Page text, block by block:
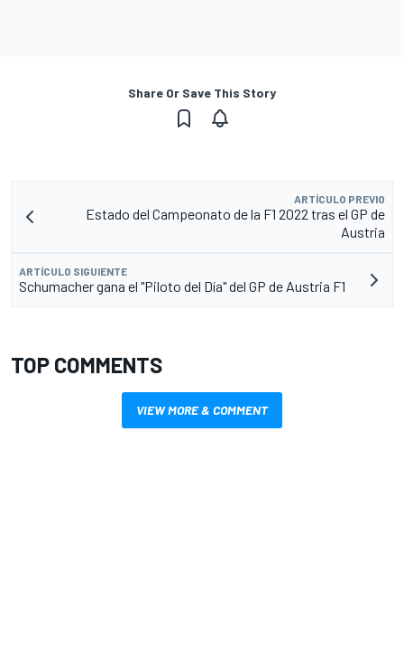
Share Or Save This Story
ARTÍCULO PREVIO
Estado del Campeonato de la F1 2022 tras el GP de
Austria
ARTÍCULO SIGUIENTE
Schumacher gana el "Piloto del Día" del GP de Austria F1
TOP COMMENTS
VIEW MORE & COMMENT